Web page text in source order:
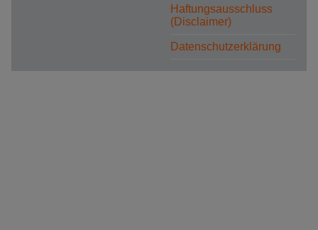
Haftungsausschluss
(Disclaimer)
Datenschutzerklärung